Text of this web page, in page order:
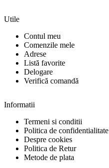
Utile
Contul meu
Comenzile mele
Adrese
Listă favorite
Delogare
Verifică comandă
Informatii
Termeni si conditii
Politica de confidentialitate
Despre cookies
Politica de Retur
Metode de plata